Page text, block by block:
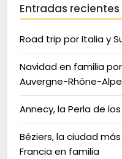
Entradas recientes
Road trip por Italia y
Navidad en familia
Auvergne-Rhône-
Annecy, la Perla de
Béziers, la ciudad
Francia en familia